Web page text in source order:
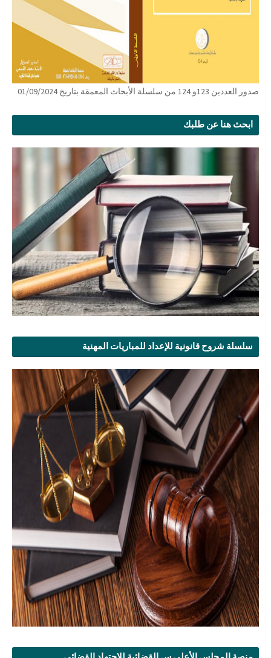
صدور العددين 123و 124 من سلسلة الأبحاث المعمقة بتاريخ 01/09/2024
ابحث هنا عن طلبك
سلسلة شروح قانونية للإعداد للمباريات المهنية